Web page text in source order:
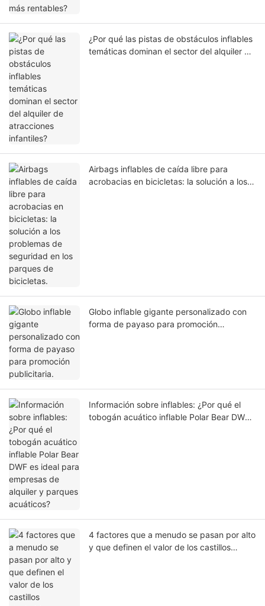
¿Por qué las pistas de obstáculos inflables
temáticas dominan el sector del alquiler de
Airbags inflables de caída libre para
acrobacias en bicicletas: la solución a los
Globo inflable gigante personalizado con
forma de payaso para promoción
Información sobre inflables: ¿Por qué el
tobogán acuático inflable Polar Bear DWF
4 factores que a menudo se pasan por alto
y que definen el valor de los castillos